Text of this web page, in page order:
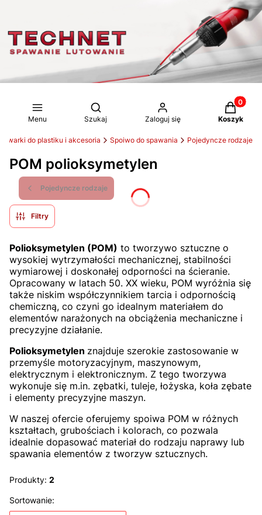
Menu
Otwórz wyszukiwarkę
Szukaj Zaloguj się Koszyk
do plastiku i akcesoria Spoiwo do spawania Pojedyncze rodzaje
POM polioksymetylen
Pojedyncze rodzaje
Filtry
Polioksymetylen (POM) to tworzywo sztuczne o
wysokiej wytrzymałości mechanicznej, stabilności
wymiarowej i doskonałej odporności na ścieranie.
Opracowany w latach 50. XX wieku, POM wyróżnia się
także niskim współczynnikiem tarcia i odpornością
chemiczną, co czyni go idealnym materiałem do
elementów narażonych na obciążenia mechaniczne i
precyzyjne działanie.
Polioksymetylen znajduje szerokie zastosowanie w
przemyśle motoryzacyjnym, maszynowym,
elektrycznym i elektronicznym. Z tego tworzywa
wykonuje się m.in. zębatki, tuleje, łożyska, koła zębate
i elementy precyzyjne maszyn.
W naszej ofercie oferujemy spoiwa POM w różnych
kształtach, grubościach i kolorach, co pozwala
idealnie dopasować materiał do rodzaju naprawy lub
spawania elementów z tworzyw sztucznych.
Produkty: 2
Lista produktów
Sortowanie: